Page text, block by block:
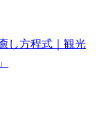
し方程式｜観光